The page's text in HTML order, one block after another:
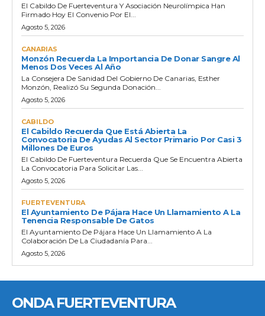
El Cabildo De Fuerteventura Y Asociación Neurolímpica Han
Firmado Hoy El Convenio Por El...
Agosto 5, 2026
CANARIAS
Monzón Recuerda La Importancia De Donar Sangre Al
Menos Dos Veces Al Año
La Consejera De Sanidad Del Gobierno De Canarias, Esther
Monzón, Realizó Su Segunda Donación...
Agosto 5, 2026
CABILDO
El Cabildo Recuerda Que Está Abierta La
Convocatoria De Ayudas Al Sector Primario Por Casi 3
Millones De Euros
El Cabildo De Fuerteventura Recuerda Que Se Encuentra Abierta
La Convocatoria Para Solicitar Las...
Agosto 5, 2026
FUERTEVENTURA
El Ayuntamiento De Pájara Hace Un Llamamiento A La
Tenencia Responsable De Gatos
El Ayuntamiento De Pájara Hace Un Llamamiento A La
Colaboración De La Ciudadanía Para...
Agosto 5, 2026
ONDA FUERTEVENTURA